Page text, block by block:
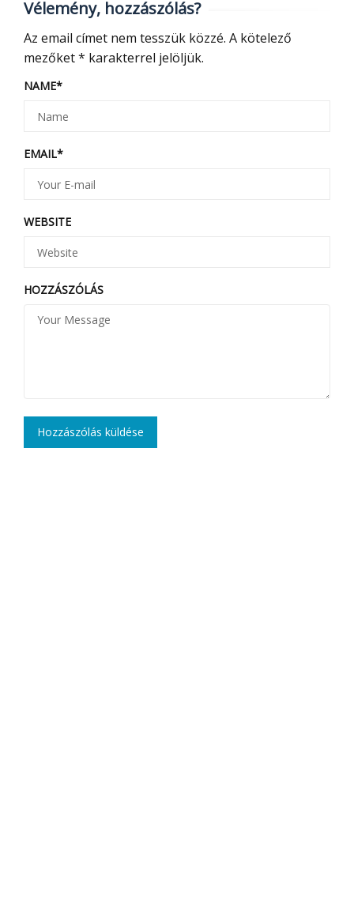
Vélemény, hozzászólás?
Az email címet nem tesszük közzé. A kötelező
mezőket* karakterrel jelöljük.
NAME*
EMAIL*
WEBSITE
HOZZÁSZÓLÁS